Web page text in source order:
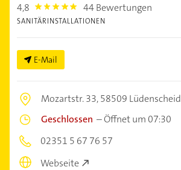
4,8 4.8 44 Bewertungen
SANITÄRINSTALLATIONEN
E-Mail
Mozartstr. 33,58509 Lüdenscheid
Geschlossen –Öffnet um 07:30
02351 5 67 76 57
Webseite